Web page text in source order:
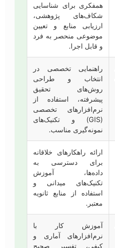
همفکری برای شناسایی
شکاف‌های پژوهشی،
ارزیابی منابع و تعیین
موضوعی منحصر به فرد
و قابل اجرا.
راهنمایی تخصصی در
انتخاب و طراحی
روش‌های تحقیق
پیشرفته، استفاده از
نرم‌افزارهای تخصصی
(GIS) و تکنیک‌های
نمونه‌گیری مناسب.
ارائه راهکارهای خلاقانه
برای دسترسی به
داده‌ها، آموزش
تکنیک‌های میدانی و
استفاده از منابع ثانویه
معتبر.
آموزش کار با
نرم‌افزارهای آماری و
کیفی، تفسیر صحیح